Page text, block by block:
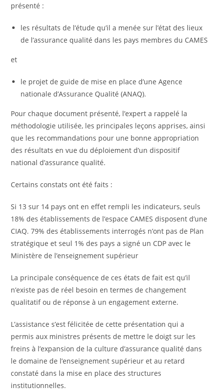
présenté :
les résultats de l’étude qu’il a menée sur l’état des lieux
de l’assurance qualité dans les pays membres du CAMES
et
le projet de guide de mise en place d’une Agence
nationale d’Assurance Qualité (ANAQ).
Pour chaque document présenté, l’expert a rappelé la
méthodologie utilisée, les principales leçons apprises, ainsi
que les recommandations pour une bonne appropriation
des résultats en vue du déploiement d’un dispositif
national d’assurance qualité.
Certains constats ont été faits :
Si 13 sur 14 pays ont en effet rempli les indicateurs, seuls
18% des établissements de l’espace CAMES disposent d’une
CIAQ. 79% des établissements interrogés n’ont pas de Plan
stratégique et seul 1% des pays a signé un CDP avec le
Ministère de l’enseignement supérieur
La principale conséquence de ces états de fait est qu’il
n’existe pas de réel besoin en termes de changement
qualitatif ou de réponse à un engagement externe.
L’assistance s’est félicitée de cette présentation qui a
permis aux ministres présents de mettre le doigt sur les
freins à l’expansion de la culture d’assurance qualité dans
le domaine de l’enseignement supérieur et au retard
constaté dans la mise en place des structures
institutionnelles.